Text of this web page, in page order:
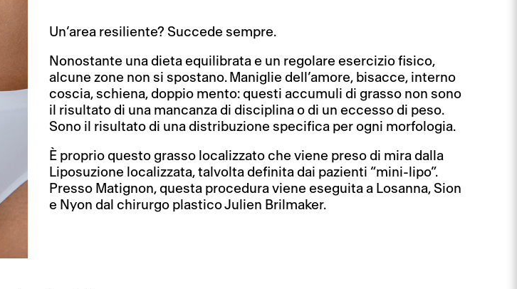
Un’area resiliente? Succede sempre.
Nonostante una dieta equilibrata e un regolare esercizio fisico,
alcune zone non si spostano. Maniglie dell’amore, bisacce, interno
coscia, schiena, doppio mento: questi accumuli di grasso non sono
il risultato di una mancanza di disciplina o di un eccesso di peso.
Sono il risultato di una distribuzione specifica per ogni morfologia.
È proprio questo grasso localizzato che viene preso di mira dalla
Liposuzione localizzata, talvolta definita dai pazienti “mini-lipo”.
Presso Matignon, questa procedura viene eseguita a Losanna, Sion
e Nyon dal chirurgo plastico Julien Brilmaker.